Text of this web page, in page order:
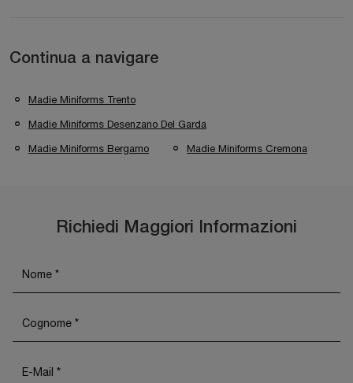
Continua a navigare
Madie Miniforms Trento
Madie Miniforms Desenzano Del Garda
Madie Miniforms Bergamo Madie Miniforms Cremona
Richiedi Maggiori Informazioni